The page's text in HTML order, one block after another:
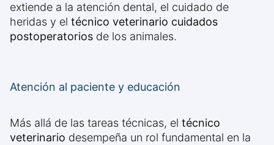
extiende a la atención dental, el cuidado de
heridas y el técnico veterinario cuidados
postoperatorios de los animales.
Atención al paciente y educación
Más allá de las tareas técnicas, el técnico
veterinario desempeña un rol fundamental en la